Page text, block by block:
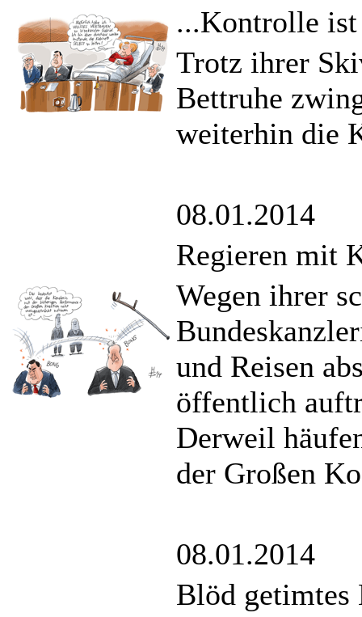
...Kontrolle ist
Trotz ihrer
Bettruhe
weiterhin die
08.01.2014
Regieren mit
Wegen ihrer
und Reisen
öffentlich
Derweil
der Großen
08.01.2014
Blöd getimtes